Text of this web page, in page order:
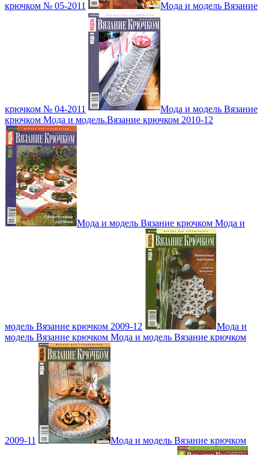
крючком № 05-2011 Мода и модель Вязание
крючком № 04-2011
Мода и модель Вязание
крючком Мода и модель.Вязание крючком 2010-12
Мода и модель Вязание крючком Мода и
модель Вязание крючком 2009-12
Мода и
модель Вязание крючком Мода и модель Вязание крючком
2009-11 Мода и модель Вязание крючком